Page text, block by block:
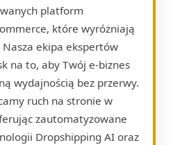
platform
które wyróżniają
ekipa ekspertów
na to, aby Twój e-biznes
wydajnością bez przerwy.
ruch na stronie w
zautomatyzowane
Dropshipping AI oraz